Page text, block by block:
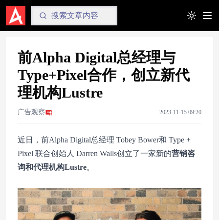
Toggle
前Alpha Digital总经理与
Type+Pixel合作，创立新代
理机构Lustre
广告观察 2023-11-15 09:20
近日，前Alpha Digital总经理 Tobey Bower和 Type +
Pixel 联合创始人 Darren Walls创立了一家新的营销咨
询和代理机构Lustre。